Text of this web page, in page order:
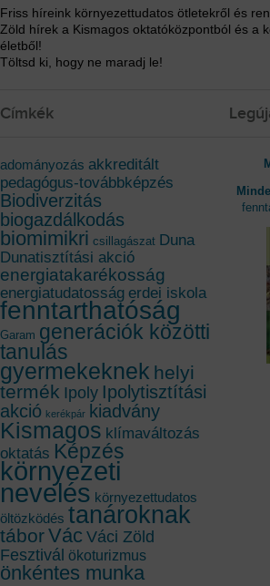
Friss híreink környezettudatos ötletekről és
Zöld hírek a Kismagos oktatóközpontból és a
életből!
Töltsd ki, hogy ne maradj le!
Címkék
adományozás akkreditált
pedagógus-továbbképzés
Biodiverzitás
biogazdálkodás
biomimikri csillagászat Duna
Dunatisztítási akció
energiatakarékosság
energiatudatosság erdei iskola
fenntarthatóság
Garam generációk közötti
tanulás
gyermekeknek helyi
termék Ipoly Ipolytisztítási
akció kerékpár kiadvány
Kismagos klímaváltozás
oktatás Képzés
környezeti
nevelés környezettudatos
öltözködés tanároknak
táborVác Váci Zöld
Fesztivál ökoturizmus
önkéntes munka